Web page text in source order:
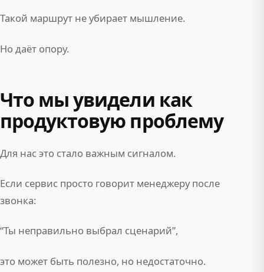
Такой маршрут не убирает мышление.
Но даёт опору.
Что мы увидели как
продуктовую проблему
Для нас это стало важным сигналом.
Если сервис просто говорит менеджеру после
звонка:
“Ты неправильно выбрал сценарий”,
это может быть полезно, но недостаточно.